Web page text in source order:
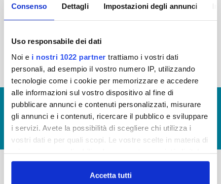
Consenso Dettagli Impostazioni degli annunci
Uso responsabile dei dati
Noi e i nostri 1022 partner trattiamo i vostri dati
personali, ad esempio il vostro numero IP, utilizzando
tecnologie come i cookie per memorizzare e accedere
alle informazioni sul vostro dispositivo al fine di
pubblicare annunci e contenuti personalizzati, misurare
gli annunci e i contenuti, ricercare il pubblico e sviluppare
i servizi. Avete la possibilità di scegliere chi utilizza i
vostri dati e per quali scopi. Le vostre scelte in materia di
in cui avete effettuato le vostre scelte. È possibile
modificare o revocare il proprio consenso in qualsiasi
Accetta tutti
« prima ‹ precedente 2 3
© Copyright 2017 - 2026
GLOSSARIO
GIUDICA IL SERVIZIO
LAVORA CON NOI